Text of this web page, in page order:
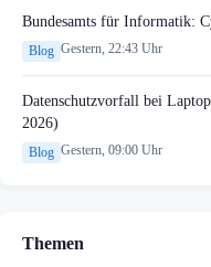
Bundesamts für Informatik:
Blog Gestern, 22:43 Uhr
Datenschutzvorfall bei
2026)
Blog Gestern, 09:00 Uhr
Themen